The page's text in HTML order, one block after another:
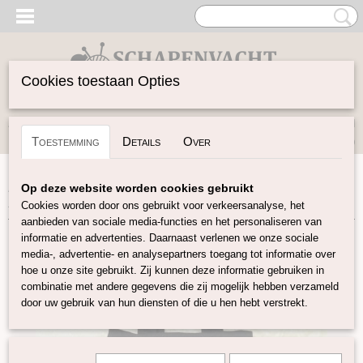
Inloggen Registreren
(0)
Home>Vilten>Diverse>Chique klein zwart tasje van
100% katoen
Cookies toestaan Opties
Toestemming Details Over
Op deze website worden cookies gebruikt
Cookies worden door ons gebruikt voor verkeersanalyse, het
aanbieden van sociale media-functies en het personaliseren van
informatie en advertenties. Daarnaast verlenen we onze sociale
media-, advertentie- en analysepartners toegang tot informatie over
hoe u onze site gebruikt. Zij kunnen deze informatie gebruiken in
combinatie met andere gegevens die zij mogelijk hebben verzameld
door uw gebruik van hun diensten of die u hen hebt verstrekt.